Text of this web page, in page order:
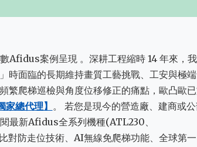
Afidus案例呈現 。深耕工程縮時 14 年來，
時面臨的長期維持畫質工藝挑戰、工安與極
繁爬梯巡檢與角度位移修正的痛點，歐凸歐
總代理】 。 若您是現今的營造廠、建商或
最新Afidus全系列機種(ATL230、
防走位技術、AI無線免爬梯功能、全球第